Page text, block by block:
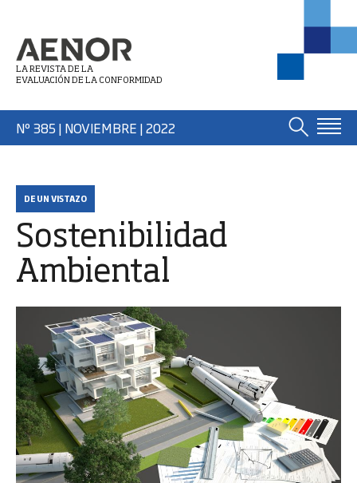
LA REVISTA DE LA
EVALUACIÓN DE LA CONFORMIDAD
Nº 385 | NOVIEMBRE | 2022
DE UN VISTAZO
Sostenibilidad
Ambiental